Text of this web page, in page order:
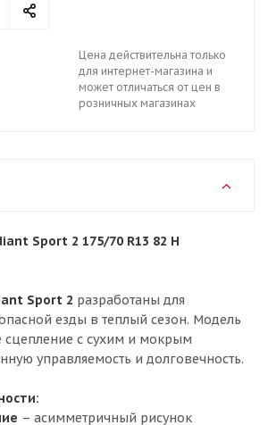
Цена действительна только
для интернет-магазина и
может отличаться от цен в
розничных магазинах
Sport 2 175/70 R13 82 H
Sport 2 разработаны для
езды в теплый сезон. Модель
сцепление с сухим и мокрым
управляемость и долговечность.
– асимметричный рисунок